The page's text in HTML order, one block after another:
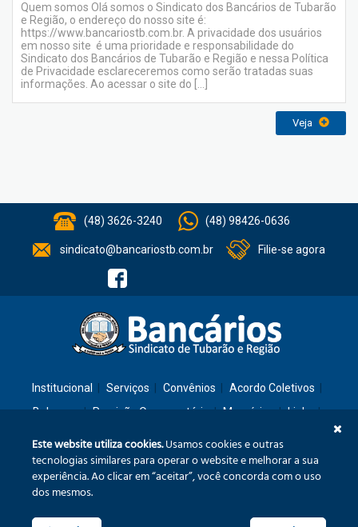
Quem somos Olá somos o Sindicato dos Bancários de Tubarão
e Região, o endereço do nosso site é:
https://www.bancariostb.com.br. A privacidade dos usuários
em nosso site é uma prioridade e responsabilidade do
Sindicato dos Bancários de Tubarão e Região e nessa Política
de Privacidade esclareceremos como serão tratadas suas
informações. Ao acessar o site do […]
Veja
(48) 3626-3240 (48) 98426-0636
sindicato@bancariostb.com.br Filie-se agora
Institucional Serviços Convênios
Acordo Coletivos
Balanços
Previsão Orçamentária Memórias
Links
Rua: São José, 36 – Ed. Cláudia – Térreo – Tubarão/SC – CEP: 88701-260
Este website utiliza cookies.Usamos cookies e outras
tecnologias similares para operar o website e melhorar a sua
experiência. Ao clicar em “aceitar”, você concorda com o uso
dos mesmos.